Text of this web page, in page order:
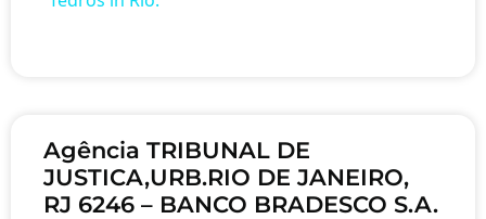
Agência TRIBUNAL DE
JUSTICA,URB.RIO DE JANEIRO,
RJ 6246 – BANCO BRADESCO S.A.